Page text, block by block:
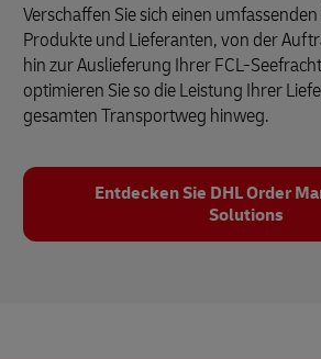
Verschaffen Sie sich einen
Produkte und Lieferanten, von der
hin zur Auslieferung Ihrer FCL-
optimieren Sie so die Leistung Ihrer
gesamten Transportweg hinweg.
Entdecken Sie DHL Order
Solutions